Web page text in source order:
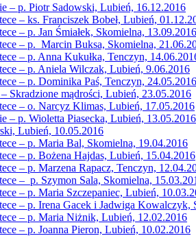
– p. Piotr Sadowski, Lubień, 16.12.2016
– ks. Franciszek Bobeł, Lubień,
– p. Jan Śmiałek, Skomielna, 13.09.2016
– p. Marcin Buksa, Skomielna,
– p. Anna Kukułka, Tenczyn,
– p. Aniela Wilczak, Lubień, 9.06.2016
– p. Dominika Paś, Tenczyn, 24.05.2016
Skradzione mądrości, Lubień, 23.05.2016
– o. Narcyz Klimas, Lubień, 17.05.2016
– p. Wioletta Piasecka, Lubień, 13.05.2016
Lubień, 10.05.2016
– p. Maria Bal, Skomielna, 19.04.2016
– p. Bożena Hajdas, Lubień, 15.04.2016
– p. Marzena Rapacz, Tenczyn,
– p. Szymon Sala, Skomielna,
– p. Maria Szczepaniec, Lubień,
– p. Irena Gacek i Jadwiga Kowalczyk,
– p. Maria Niżnik, Lubień, 12.02.2016
– p. Joanna Pieron, Lubień, 10.02.2016